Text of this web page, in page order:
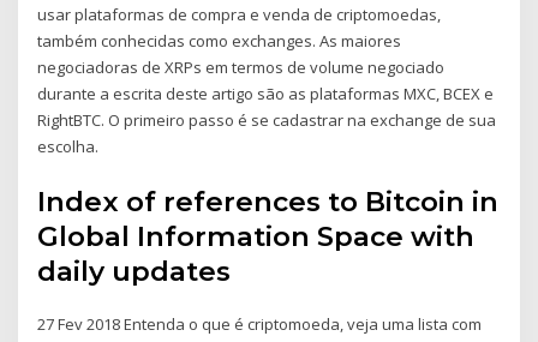
usar plataformas de compra e venda de criptomoedas,
também conhecidas como exchanges. As maiores
negociadoras de XRPs em termos de volume negociado
durante a escrita deste artigo são as plataformas MXC, BCEX e
RightBTC. O primeiro passo é se cadastrar na exchange de sua
escolha.
Index of references to Bitcoin in
Global Information Space with
daily updates
27 Fev 2018 Entenda o que é criptomoeda, veja uma lista com